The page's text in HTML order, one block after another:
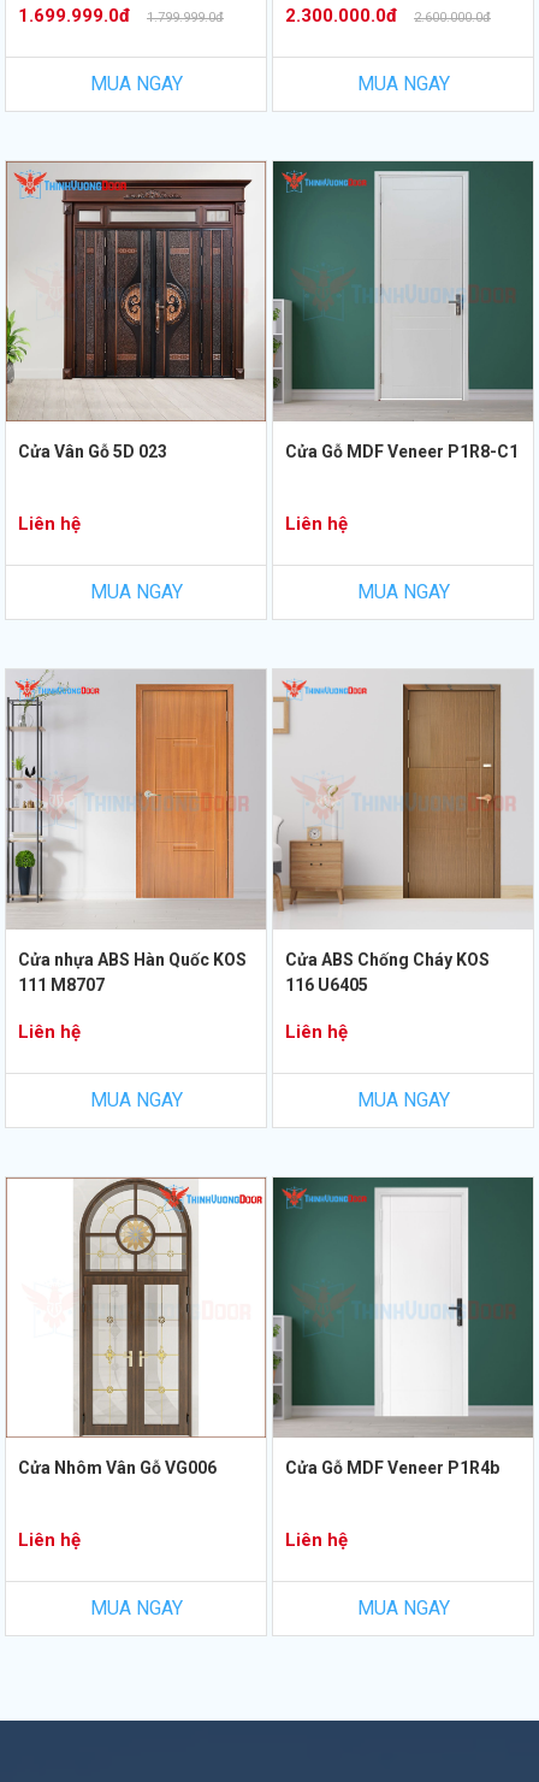
1.699.999.0đ 1.799.999.0đ
MUA NGAY
2.300.000.0đ 2.600.000.0đ
MUA NGAY
Cửa Vân Gỗ 5D 023
Liên hệ
MUA NGAY
Cửa Gỗ MDF Veneer P1R8-C1
Liên hệ
MUA NGAY
Cửa nhựa ABS Hàn Quốc KOS
111 M8707
Liên hệ
MUA NGAY
Cửa ABS Chống Cháy KOS
116 U6405
Liên hệ
MUA NGAY
Cửa Nhôm Vân Gỗ VG006
Liên hệ
MUA NGAY
Cửa Gỗ MDF Veneer P1R4b
Liên hệ
MUA NGAY